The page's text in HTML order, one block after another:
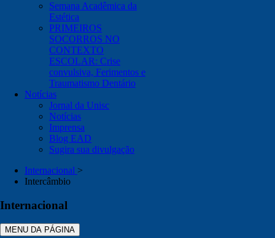
Semana Acadêmica da
Estética
PRIMEIROS
SOCORROS NO
CONTEXTO
ESCOLAR: Crise
convulsiva, Ferimentos e
Traumatismo Dentário
Notícias
Jornal da Unisc
Notícias
Imprensa
Blog EAD
Sugira sua divulgação
Internacional >
Intercâmbio
Internacional
MENU DA PÁGINA